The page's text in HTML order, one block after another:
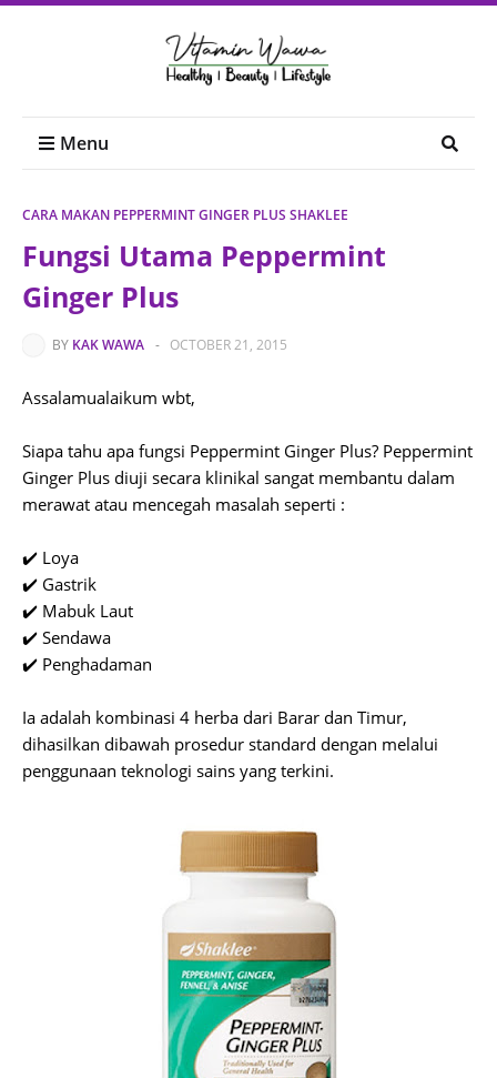
Menu
CARA MAKAN PEPPERMINT GINGER PLUS SHAKLEE
Fungsi Utama Peppermint
Ginger Plus
BY KAK WAWA - OCTOBER 21, 2015
Assalamualaikum wbt,
Siapa tahu apa fungsi Peppermint Ginger Plus? Peppermint
Ginger Plus diuji secara klinikal sangat membantu dalam
merawat atau mencegah masalah seperti :
✔️ Loya
✔️ Gastrik
✔️ Mabuk Laut
✔️ Sendawa
✔️ Penghadaman
Ia adalah kombinasi 4 herba dari Barar dan Timur,
dihasilkan dibawah prosedur standard dengan melalui
penggunaan teknologi sains yang terkini.